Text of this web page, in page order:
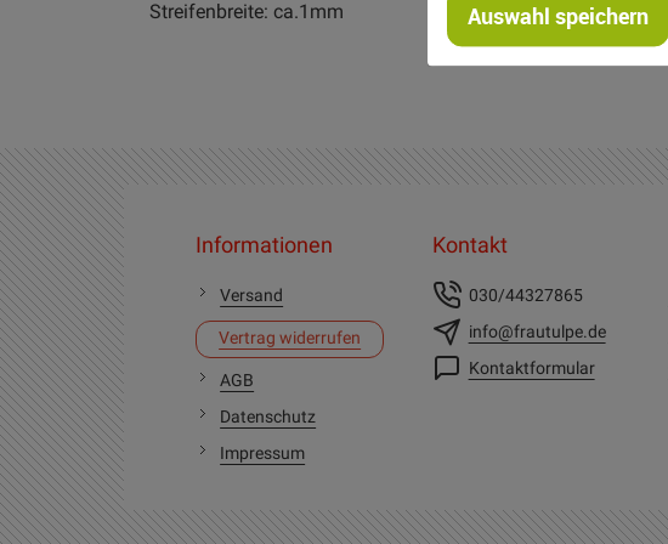
Auswahl speichern
Streifenbreite: ca.1mm
Informationen
Versand
Vertrag widerrufen
AGB
Datenschutz
Impressum
Kontakt
030/44327865
info@frautulpe.de
Kontaktformular